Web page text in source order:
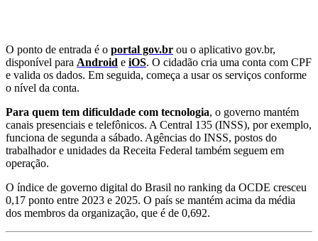
O ponto de entrada é o portal gov.br ou o aplicativo gov.br,
disponível para Android e iOS. O cidadão cria uma conta com CPF
e valida os dados. Em seguida, começa a usar os serviços conforme
o nível da conta.
Para quem tem dificuldade com tecnologia, o governo mantém
canais presenciais e telefônicos. A Central 135 (INSS), por exemplo,
funciona de segunda a sábado. Agências do INSS, postos do
trabalhador e unidades da Receita Federal também seguem em
operação.
O índice de governo digital do Brasil no ranking da OCDE cresceu
0,17 ponto entre 2023 e 2025. O país se mantém acima da média
dos membros da organização, que é de 0,692.